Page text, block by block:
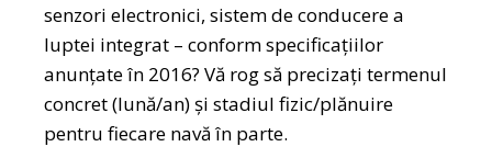
senzori electronici, sistem de conducere a
luptei integrat – conform specificaţiilor
anunţate în 2016? Vă rog să precizaţi termenul
concret (lună/an) şi stadiul fizic/plănuire
pentru fiecare navă în parte.